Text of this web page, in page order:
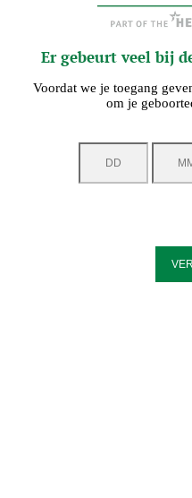
Er gebeurt veel bij
Voordat we je toegang
om je